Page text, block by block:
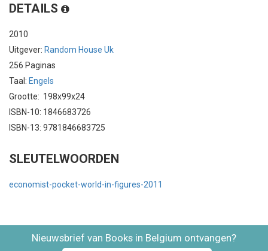
DETAILS
2010
Uitgever: Random House Uk
256 Paginas
Taal: Engels
Grootte: 198x99x24
ISBN-10: 1846683726
ISBN-13: 9781846683725
SLEUTELWOORDEN
economist-pocket-world-in-figures-2011
Nieuwsbrief van Books in Belgium ontvangen?